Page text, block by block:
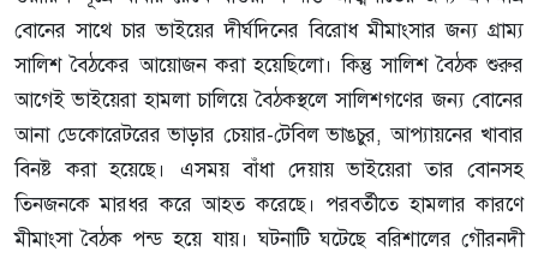
বোনের সাথে চার ভাইয়ের দীর্ঘদিনের বিরোধ মীমাংসার জন্য গ্রাম্য
সালিশ বৈঠকের আয়োজন করা হয়েছিলো। কিন্তু সালিশ বৈঠক শুরুর
আগেই ভাইয়েরা হামলা চালিয়ে বৈঠকস্থলে সালিশগণের জন্য বোনের
আনা ডেকোরেটরের ভাড়ার চেয়ার-টেবিল ভাঙচুর, আপ্যায়নের খাবার
বিনষ্ট করা হয়েছে। এসময় বাঁধা দেয়ায় ভাইয়েরা তার বোনসহ
তিনজনকে মারধর করে আহত করেছে। পরবর্তীতে হামলার কারণে
মীমাংসা বৈঠক পন্ড হয়ে যায়। ঘটনাটি ঘটেছে বরিশালের গৌরনদী